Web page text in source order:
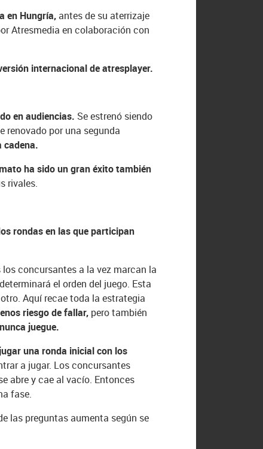
en Hungría,antes de su aterrizaje
Atresmedia en colaboración con
internacional de atresplayer.
en audiencias. Se estrenó siendo
renovado por una segunda
cadena.
ha sido un gran éxito también
rivales.
rondas en las que participan
concursantes a la vez marcan la
el orden del juego. Esta
Aquí recae toda la estrategia
riesgo de fallar, pero también
juegue.
una ronda inicial con los
a jugar. Los concursantes
abre y cae al vacío. Entonces
fase.
las preguntas aumenta según se